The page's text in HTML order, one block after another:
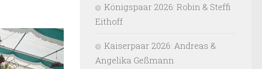
Königspaar 2026: Robin & Steffi
Eithoff
Kaiserpaar 2026: Andreas &
Angelika Geßmann